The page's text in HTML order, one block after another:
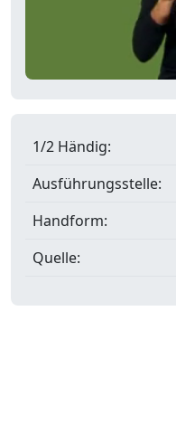
1/2 Händig:
Ausführungsstelle:
Handform:
Quelle: